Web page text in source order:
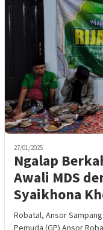
27/01/2025
Ngalap
Awali MDS
Syaikhona
Robatal, Ansor
Pemuda (GP) Ansor